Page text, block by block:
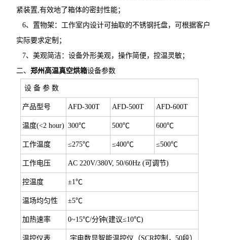
紧装置,有效地了箱体的密封性能；
6、置物架：工作室内设计可抽取的不锈钢托盘，可根据客户
实际要求定制；
7、美观简洁：设备外形美观，操作简便，控温灵敏；
二、郑州高温真空烘箱设备参数
设 备 参 数
产品型号 AFD-300T AFD-500T AFD-600T
温度(<2 hour) 300℃ 500℃ 600℃
工作温度 ≤275℃ ≤400℃ ≤500℃
工作电压 AC 220V/380V, 50/60Hz (可调节)
控温度 ±1℃
温场均匀性 ±5℃
加热速率 0~15℃/分钟(建议≤10℃)
温控仪表 宇电数显智能温控仪（SCR控制，50段）